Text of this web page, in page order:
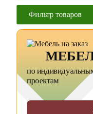
Фильтр товаров
по
проектам